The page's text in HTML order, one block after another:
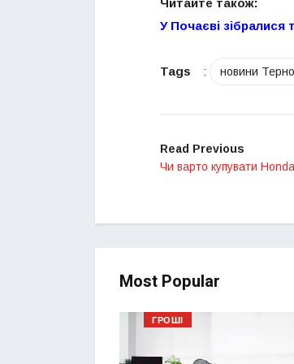
У Почаєві зібралися
Tags : новини
Read Previous
Чи варто купувати
Most Popular
ГРОШІ